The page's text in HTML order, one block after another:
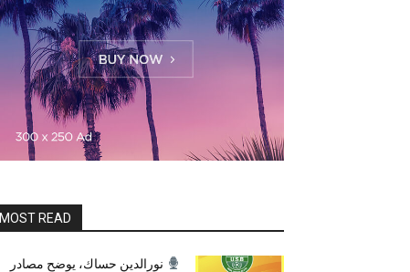
MOST READ
نورالدين حساك، يوضح مصادر